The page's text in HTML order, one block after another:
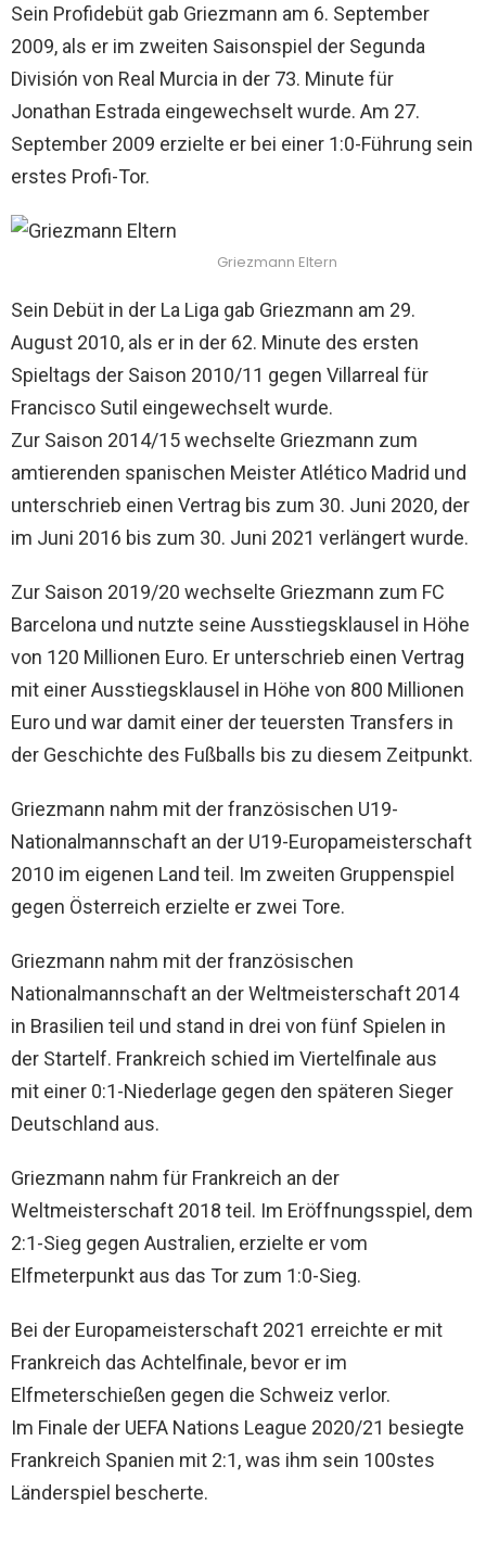
Sein Profidebüt gab Griezmann am 6. September
2009, als er im zweiten Saisonspiel der Segunda
División von Real Murcia in der 73. Minute für
Jonathan Estrada eingewechselt wurde. Am 27.
September 2009 erzielte er bei einer 1:0-Führung sein
erstes Profi-Tor.
Griezmann Eltern
Sein Debüt in der La Liga gab Griezmann am 29.
August 2010, als er in der 62. Minute des ersten
Spieltags der Saison 2010/11 gegen Villarreal für
Francisco Sutil eingewechselt wurde.
Zur Saison 2014/15 wechselte Griezmann zum
amtierenden spanischen Meister Atlético Madrid und
unterschrieb einen Vertrag bis zum 30. Juni 2020, der
im Juni 2016 bis zum 30. Juni 2021 verlängert wurde.
Zur Saison 2019/20 wechselte Griezmann zum FC
Barcelona und nutzte seine Ausstiegsklausel in Höhe
von 120 Millionen Euro. Er unterschrieb einen Vertrag
mit einer Ausstiegsklausel in Höhe von 800 Millionen
Euro und war damit einer der teuersten Transfers in
der Geschichte des Fußballs bis zu diesem Zeitpunkt.
Griezmann nahm mit der französischen U19-
Nationalmannschaft an der U19-Europameisterschaft
2010 im eigenen Land teil. Im zweiten Gruppenspiel
gegen Österreich erzielte er zwei Tore.
Griezmann nahm mit der französischen
Nationalmannschaft an der Weltmeisterschaft 2014
in Brasilien teil und stand in drei von fünf Spielen in
der Startelf. Frankreich schied im Viertelfinale aus
mit einer 0:1-Niederlage gegen den späteren Sieger
Deutschland aus.
Griezmann nahm für Frankreich an der
Weltmeisterschaft 2018 teil. Im Eröffnungsspiel, dem
2:1-Sieg gegen Australien, erzielte er vom
Elfmeterpunkt aus das Tor zum 1:0-Sieg.
Bei der Europameisterschaft 2021 erreichte er mit
Frankreich das Achtelfinale, bevor er im
Elfmeterschießen gegen die Schweiz verlor.
Im Finale der UEFA Nations League 2020/21 besiegte
Frankreich Spanien mit 2:1, was ihm sein 100stes
Länderspiel bescherte.